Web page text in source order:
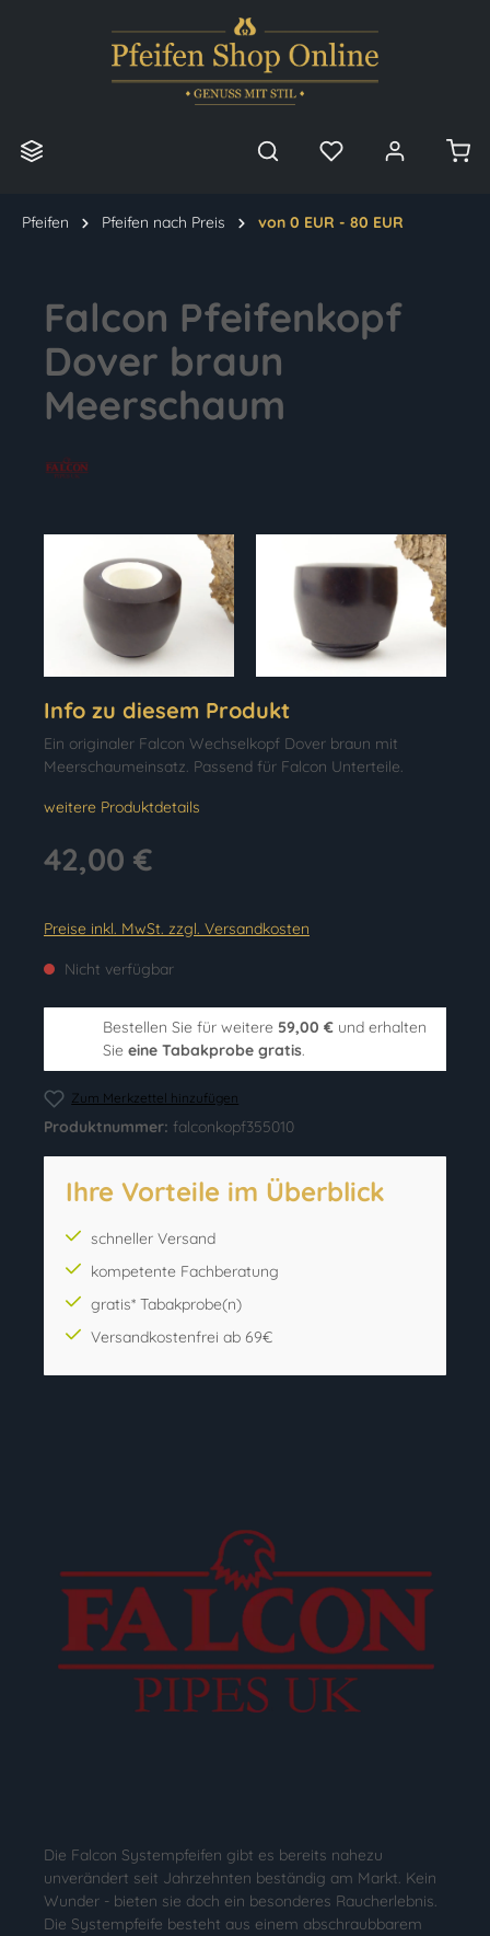
Pfeifen Pfeifen nach Preis von 0 EUR - 80 EUR
Falcon Pfeifenkopf
Dover braun
Meerschaum
Info zu diesem Produkt
Ein originaler Falcon Wechselkopf Dover braun mit
Meerschaumeinsatz. Passend für Falcon Unterteile.
weitere Produktdetails
42,00 €
Preise inkl. MwSt. zzgl. Versandkosten
Nicht verfügbar
Bestellen Sie für weitere 59,00 € und erhalten
Sie eine Tabakprobe gratis.
Zum Merkzettel hinzufügen
Produktnummer: falconkopf355010
Ihre Vorteile im Überblick
schneller Versand
kompetente Fachberatung
gratis* Tabakprobe(n)
Versandkostenfrei ab 69€
Die Falcon Systempfeifen gibt es bereits nahezu
unverändert seit Jahrzehnten beständig am Markt. Kein
Wunder - bieten sie doch ein besonderes Raucherlebnis.
Die Systempfeife besteht aus einem abschraubbarem